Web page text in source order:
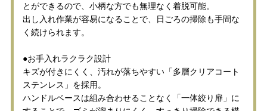
とができるので、小柄な方でも無理なく着脱可能。
出し入れ作業が容易になることで、日ごろの掃除も手間な
く続けられます。
●お手入れラクラク設計
キズが付きにくく、汚れが落ちやすい「多層クリアコート
ステンレス」を採用。
ハンドルベースは組み合わせることなく「一体絞り扉」に